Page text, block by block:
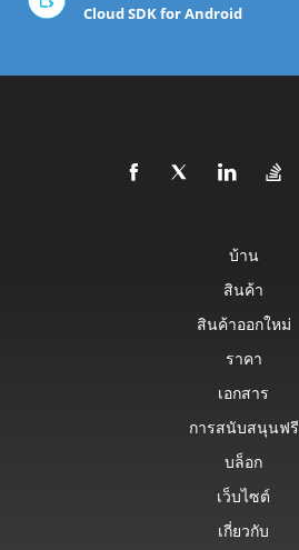
Cloud SDK for Android
บ้าน
สินค้า
สินค้าออกใหม่
ราคา
เอกสาร
การสนับสนุนฟรี
บล็อก
เว็บไซต์
เกี่ยวกับ